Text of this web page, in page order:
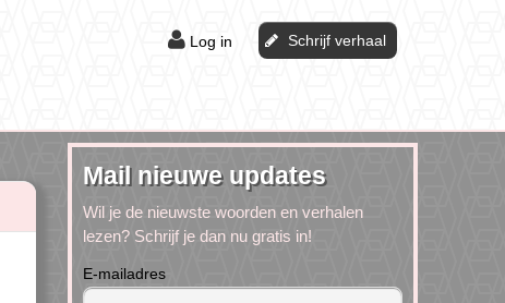
Log in Schrijf verhaal
Mail nieuwe updates
Wil je de nieuwste woorden en verhalen
lezen? Schrijf je dan nu gratis in!
E-mailadres